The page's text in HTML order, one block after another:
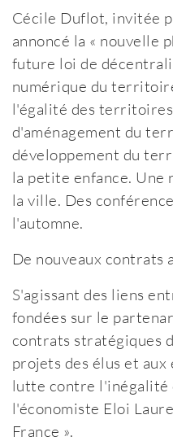
Cécile Duflot, invitée
annoncé la « nouvelle
future loi de
numérique du
l'égalité des
d'aménagement du
développement du
la petite enfance. Une
la ville. Des
l'automne.
De nouveaux contrats
S'agissant des liens
fondées sur le
contrats stratégiques
projets des élus et aux
lutte contre l'inégalité
l'économiste Eloi
France ».